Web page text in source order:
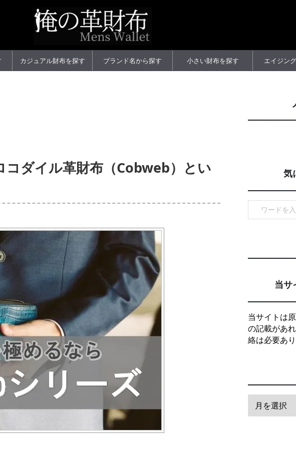
カジュアル財布を探す ブランド名から探す 小さい財布を探す エイジン
ダイル革財布（Cobweb）とい
気
当サ
当サイトは
の記載があ
絡は必要あり